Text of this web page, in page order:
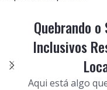
Quebrando
Inclusivos
Aqui está algo